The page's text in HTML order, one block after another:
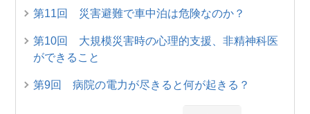
第11回 災害避難で車中泊は危険なのか？
第10回 大規模災害時の心理的支援、非精神科医
ができること
第9回 病院の電力が尽きると何が起きる？